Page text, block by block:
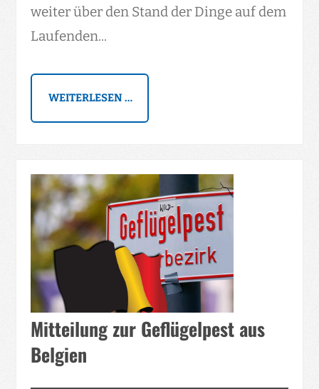
weiter über den Stand der Dinge auf dem
Laufenden...
WEITERLESEN …
Mitteilung zur Geflügelpest aus
Belgien